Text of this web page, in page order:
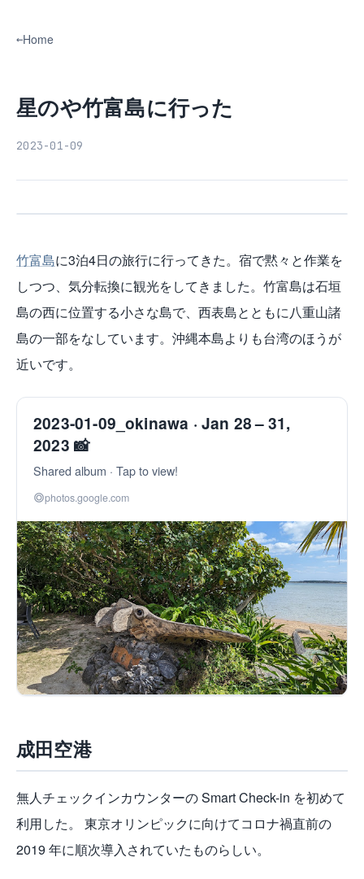
Home
星のや竹富島に行った
2023-01-09
竹富島に3泊4日の旅行に行ってきた。宿で黙々と作業を
しつつ、気分転換に観光をしてきました。竹富島は石垣
島の西に位置する小さな島で、西表島とともに八重山諸
島の一部をなしています。沖縄本島よりも台湾のほうが
近いです。
2023-01-09_okinawa · Jan 28 – 31,
2023 📸
Shared album · Tap to view!
photos.google.com
成田空港
無人チェックインカウンターの Smart Check-in を初めて
利用した。 東京オリンピックに向けてコロナ禍直前の
2019 年に順次導入されていたものらしい。